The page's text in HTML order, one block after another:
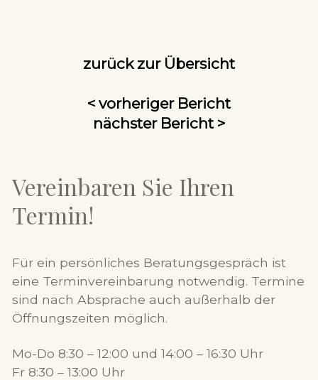
zurück zur Übersicht
< vorheriger Bericht
nächster Bericht >
Vereinbaren Sie Ihren
Termin!
Für ein persönliches Beratungsgespräch ist
eine Terminvereinbarung notwendig. Termine
sind nach Absprache auch außerhalb der
Öffnungszeiten möglich.
Mo-Do 8:30 – 12:00 und 14:00 – 16:30 Uhr
Fr 8:30 – 13:00 Uhr